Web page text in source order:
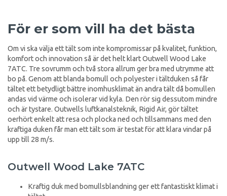
För er som vill ha det bästa
Om vi ska välja ett tält som inte kompromissar på kvalitet, funktion,
komfort och innovation så är det helt klart Outwell Wood Lake
7ATC. Tre sovrumm och två stora allrum ger bra med utrymme att
bo på. Genom att blanda bomull och polyester i tältduken så får
tältet ett betydligt bättre inomhusklimat än andra tält då bomullen
andas vid värme och isolerar vid kyla. Den rör sig dessutom mindre
och är tystare. Outwells luftkanalsteknik, Rigid Air, gör tältet
oerhört enkelt att resa och plocka ned och tillsammans med den
kraftiga duken får man ett tält som är testat för att klara vindar på
upp till 28 m/s.
Outwell Wood Lake 7ATC
Kraftig duk med bomullsblandning ger ett fantastiskt klimat i